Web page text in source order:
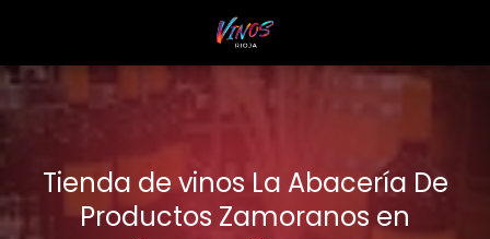
Tienda de vinos La Abacería De
Productos Zamoranos en